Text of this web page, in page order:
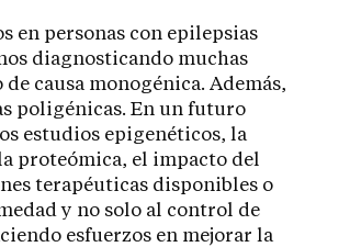
en personas con epilepsias
diagnosticando muchas
causa monogénica. Además,
poligénicas. En un futuro
estudios epigenéticos, la
proteómica, el impacto del
terapéuticas disponibles o
y no solo al control de
esfuerzos en mejorar la